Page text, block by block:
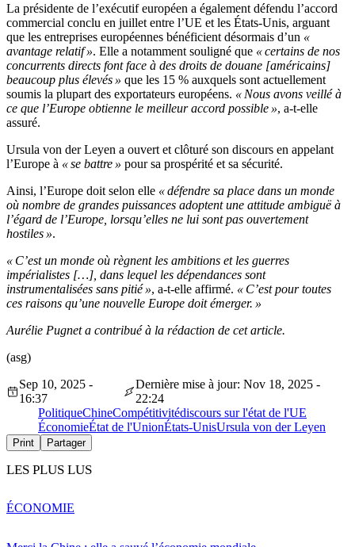
La présidente de l’exécutif européen a également défendu l’accord
commercial conclu en juillet entre l’UE et les États-Unis, arguant
que les entreprises européennes bénéficient désormais d’un «
avantage relatif ». Elle a notamment souligné que « certains de nos
concurrents directs font face à des droits de douane [américains]
beaucoup plus élevés » que les 15 % auxquels sont actuellement
soumis la plupart des exportateurs européens. « Nous avons veillé à
ce que l’Europe obtienne le meilleur accord possible », a-t-elle
assuré.
Ursula von der Leyen a ouvert et clôturé son discours en appelant
l’Europe à « se battre » pour sa prospérité et sa sécurité.
Ainsi, l’Europe doit selon elle « défendre sa place dans un monde
où nombre de grandes puissances adoptent une attitude ambiguë à
l’égard de l’Europe, lorsqu’elles ne lui sont pas ouvertement
hostiles ».
« C’est un monde où règnent les ambitions et les guerres
impérialistes […], dans lequel les dépendances sont
instrumentalisées sans pitié », a-t-elle affirmé. « C’est pour toutes
ces raisons qu’une nouvelle Europe doit émerger. »
Aurélie Pugnet a contribué à la rédaction de cet article.
(asg)
Sep 10, 2025 -
16:37
Dernière mise à jour: Nov 18, 2025 -
22:24
PolitiqueChineCompétitivitédiscours sur l'état de l'UE
ÉconomieÉtat de l'UnionÉtats-UnisUrsula von der Leyen
Print Partager
LES PLUS LUS
ÉCONOMIE